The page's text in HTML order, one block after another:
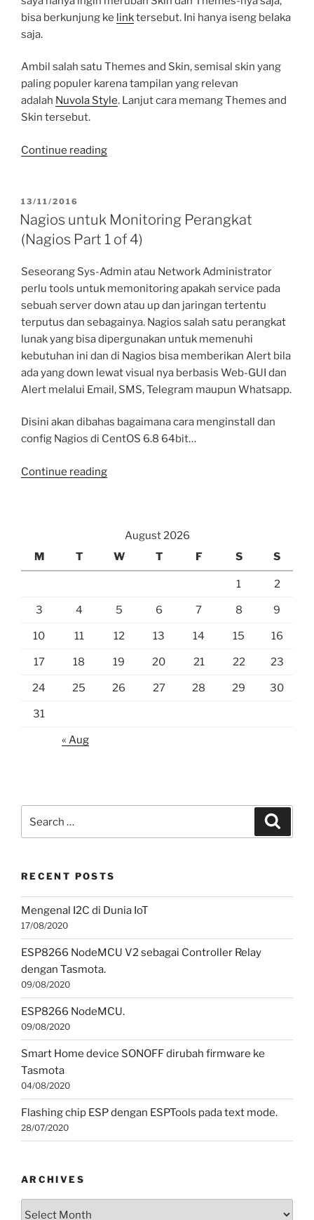
bisa berkunjung ke linktersebut. Ini hanya iseng belaka
saja.
Ambil salah satu Themes and Skin, semisal skin yang
paling populer karena tampilan yang relevan
adalah Nuvola Style. Lanjut cara memang Themes and
Skin tersebut.
Continue reading“Merubah
Part
2
4)”
POSTED
ON
13/11/2016
Nagios untuk Monitoring Perangkat
(Nagios Part 1 of 4)
Seseorang Sys-Admin atau Network Administrator
perlu tools untuk memonitoring apakah service pada
sebuah server down atau up dan jaringan tertentu
terputus dan sebagainya. Nagios salah satu perangkat
lunak yang bisa dipergunakan untuk memenuhi
kebutuhan ini dan di Nagios bisa memberikan Alert bila
ada yang down lewat visual nya berbasis Web-GUI dan
Alert melalui Email, SMS, Telegram maupun Whatsapp.
Disini akan dibahas bagaimana cara menginstall dan
config Nagios di CentOS 6.8 64bit…
Continue reading“Nagios
(Nagios
Part
1
4)”
August 2026
M
T W T F S S
1 2
3 4 5 6 7 8 9
10 11 12 13 14 15 16
17 18 19 20 21 22 23
24 25 26 27 28 29 30
31
« Aug
RECENT POSTS
Mengenal I2C di Dunia IoT
17/08/2020
ESP8266 NodeMCU V2 sebagai Controller Relay
dengan Tasmota.
09/08/2020
ESP8266 NodeMCU.
09/08/2020
Smart Home device SONOFF dirubah firmware ke
Tasmota
04/08/2020
Flashing chip ESP dengan ESPTools pada text mode.
28/07/2020
ARCHIVES